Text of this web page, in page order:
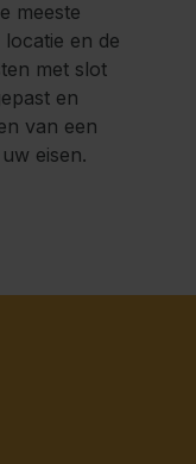
meeste
en de
met slot
en
van een
eisen.